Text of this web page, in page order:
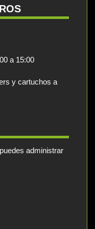
a 15:00
y cartuchos a
administrar